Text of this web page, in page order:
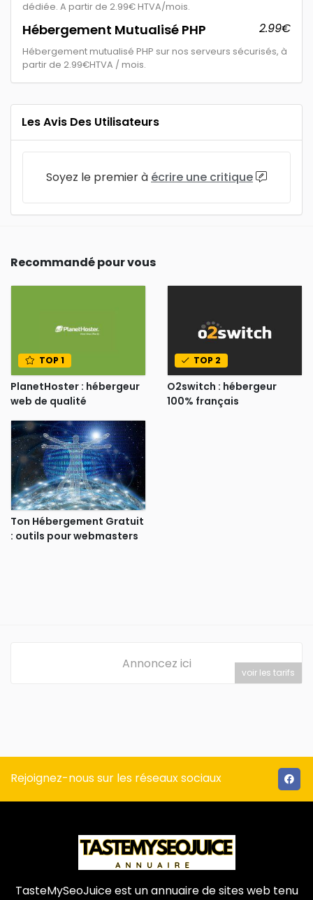
dédiée. A partir de 2.99€ HTVA/mois.
Hébergement Mutualisé PHP 2.99€
Hébergement mutualisé PHP sur nos serveurs sécurisés, à
partir de 2.99€HTVA / mois.
Les Avis Des Utilisateurs
Soyez le premier à écrire une critique
Recommandé pour vous
TOP 1
PlanetHoster : hébergeur
web de qualité
TOP 2
O2switch : hébergeur
100% français
Ton Hébergement Gratuit
: outils pour webmasters
Annoncez ici
voir les tarifs
Rejoignez-nous sur les réseaux sociaux
TasteMySeoJuice est un annuaire de sites web tenu